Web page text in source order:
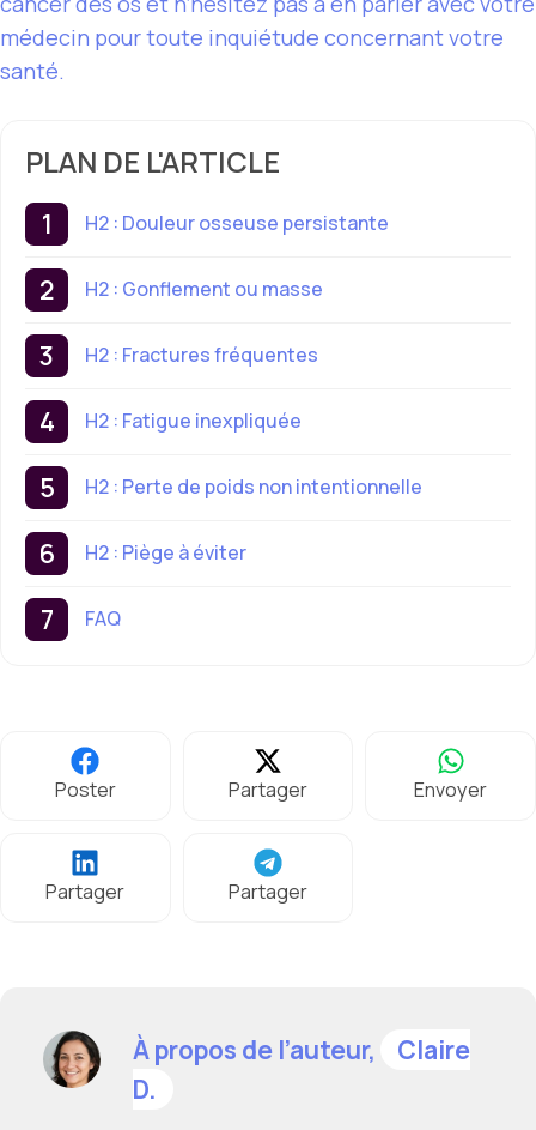
médecin pour toute inquiétude concernant votre
santé.
PLAN DE L'ARTICLE
H2 : Douleur osseuse persistante
H2 : Gonflement ou masse
H2 : Fractures fréquentes
H2 : Fatigue inexpliquée
H2 : Perte de poids non intentionnelle
H2 : Piège à éviter
FAQ
Poster Partager Envoyer
Partager Partager
À propos de l’auteur,
Claire
D.